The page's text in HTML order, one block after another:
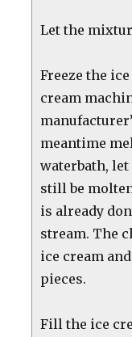
Let the
Freeze the
cream
meantime
waterbath,
still be
is already
stream. The
ice cream
pieces.
Fill the ice